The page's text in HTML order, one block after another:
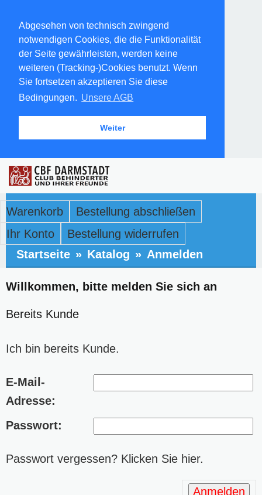
Abgesehen von technisch zwingend
notwendigen Cookies, die die Funktionalität
der Seite gewährleisten, werden keine
weiteren (Tracking-)Cookies benutzt. Wenn
Sie fortsetzen akzeptieren Sie diese
Bedingungen. Unsere AGB
Weiter
Warenkorb
Bestellung abschließen
Ihr Konto
Bestellung widerrufen
Startseite » Katalog » Anmelden
Willkommen, bitte melden Sie sich an
Bereits Kunde
Ich bin bereits Kunde.
E-Mail-
Adresse:
Passwort:
Passwort vergessen? Klicken Sie hier.
Anmelden